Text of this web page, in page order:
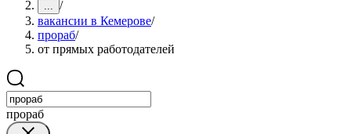
... /
вакансии в Кемерове/
прораб/
от прямых работодателей
прораб